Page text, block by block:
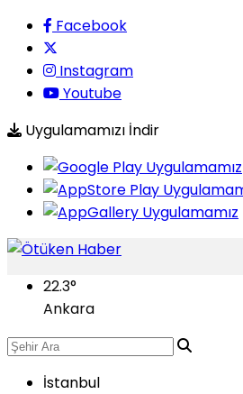
Facebook
Instagram
Youtube
Uygulamamızı İndir
22.3°
Ankara
İstanbul